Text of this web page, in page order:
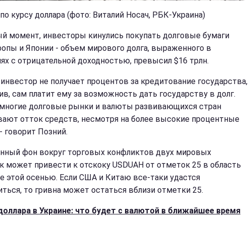
курсу доллара (фото: Виталий Носач, РБК-Украина)
момент, инвесторы кинулись покупать долговые бумаги
и Японии - объем мирового долга, выраженного в
с отрицательной доходностью, превысил $16 трлн.
не получает процентов за кредитование государства,
сам платит ему за возможность дать государству в долг.
долговые рынки и валюты развивающихся стран
отток средств, несмотря на более высокие процентные
говорит Позний.
фон вокруг торговых конфликтов двух мировых
может привести к отскоку USDUAH от отметок 25 в область
этой осенью. Если США и Китаю все-таки удастся
то гривна может остаться вблизи отметки 25.
в Украине: что будет с валютой в ближайшее время